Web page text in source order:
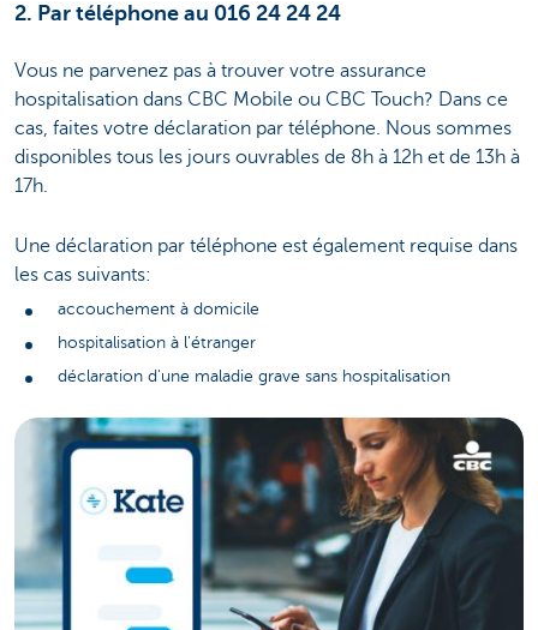
2. Par téléphone au 016 24 24 24
Vous ne parvenez pas à trouver votre assurance
hospitalisation dans CBC Mobile ou CBC Touch? Dans ce
cas, faites votre déclaration par téléphone. Nous sommes
disponibles tous les jours ouvrables de 8h à 12h et de 13h à
17h.
Une déclaration par téléphone est également requise dans
les cas suivants:
accouchement à domicile
hospitalisation à l'étranger
déclaration d'une maladie grave sans hospitalisation